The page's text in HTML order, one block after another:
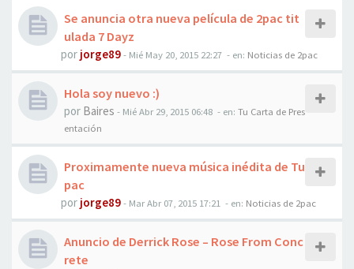
Se anuncia otra nueva película de 2pac tit
ulada 7 Dayz
por jorge89- Mié May 20, 2015 22:27 - en: Noticias de 2pac
Hola soy nuevo :)
por Baires - Mié Abr 29, 2015 06:48 - en: Tu Carta de Pres
entación
Proximamente nueva música inédita de Tu
pac
por jorge89- Mar Abr 07, 2015 17:21 - en: Noticias de 2pac
Anuncio de Derrick Rose – Rose From Conc
rete